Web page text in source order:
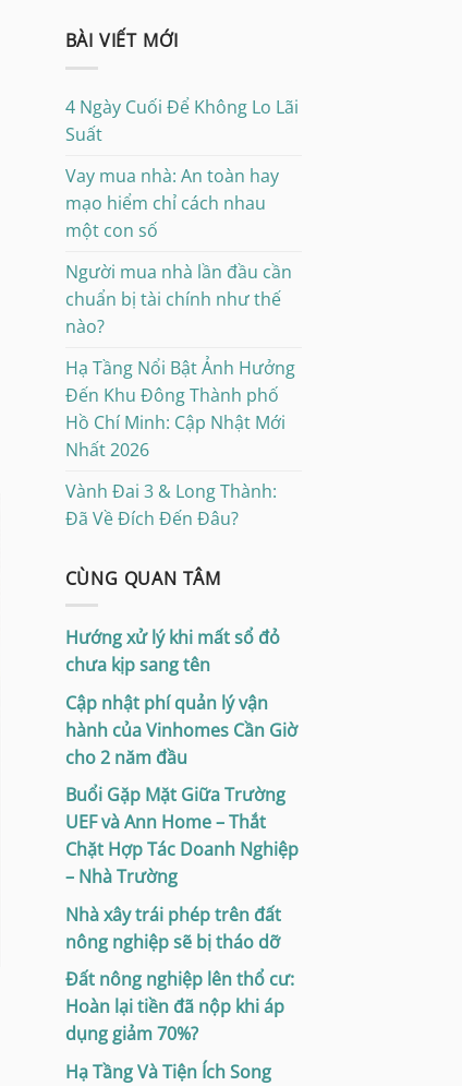
BÀI VIẾT MỚI
4 Ngày Cuối Để Không Lo Lãi
Suất
Vay mua nhà: An toàn hay
mạo hiểm chỉ cách nhau
một con số
Người mua nhà lần đầu cần
chuẩn bị tài chính như thế
nào?
Hạ Tầng Nổi Bật Ảnh Hưởng
Đến Khu Đông Thành phố
Hồ Chí Minh: Cập Nhật Mới
Nhất 2026
Vành Đai 3 & Long Thành:
Đã Về Đích Đến Đâu?
CÙNG QUAN TÂM
Hướng xử lý khi mất sổ đỏ
chưa kịp sang tên
Cập nhật phí quản lý vận
hành của Vinhomes Cần Giờ
cho 2 năm đầu
Buổi Gặp Mặt Giữa Trường
UEF và Ann Home – Thắt
Chặt Hợp Tác Doanh Nghiệp
– Nhà Trường
Nhà xây trái phép trên đất
nông nghiệp sẽ bị tháo dỡ
Đất nông nghiệp lên thổ cư:
Hoàn lại tiền đã nộp khi áp
dụng giảm 70%?
Hạ Tầng Và Tiện Ích Song